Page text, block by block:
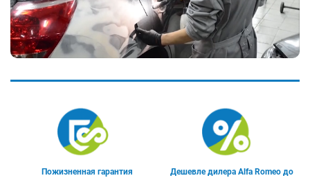
Пожизненная гарантия
Дешевле дилера Alfa Romeo до